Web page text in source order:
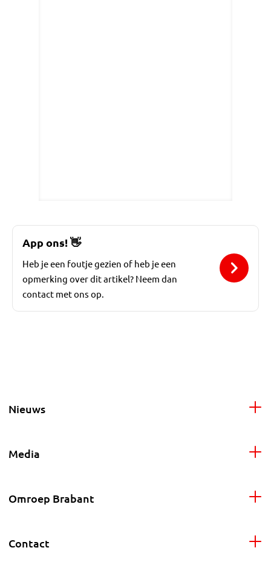
App ons! 👋
Heb je een foutje gezien of heb je een
opmerking over dit artikel? Neem dan
contact met ons op.
Nieuws
Media
Omroep Brabant
Contact